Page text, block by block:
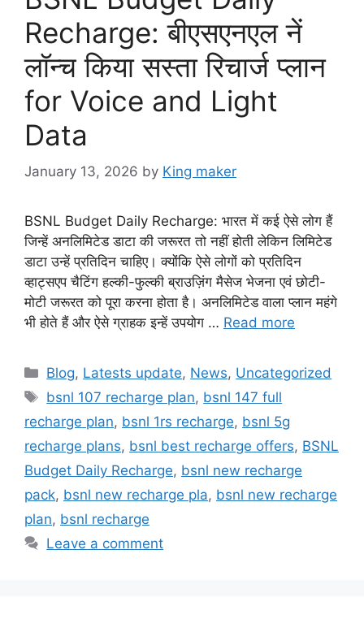
Recharge: बीएसएनएल नें
लॉन्च किया सस्ता रिचार्ज प्लान
for Voice and Light
Data
January 13, 2026 by King maker
BSNL Budget Daily Recharge: भारत में कई ऐसे लोग हैं
जिन्हें अनलिमिटेड डाटा की जरूरत तो नहीं होती लेकिन लिमिटेड
डाटा उन्हें प्रतिदिन चाहिए। क्योंकि ऐसे लोगों को प्रतिदिन
व्हाट्सएप चैटिंग हल्की-फुल्की ब्राउज़िंग मैसेज भेजना एवं छोटी-
मोटी जरूरत को पूरा करना होता है। अनलिमिटेड वाला प्लान महंगे
भी होते हैं और ऐसे ग्राहक इन्हें उपयोग … Read more
Categories
Blog, Latests update, News, Uncategorized
Tags
bsnl 107 recharge plan, bsnl 147 full
recharge plan, bsnl 1rs recharge, bsnl 5g
recharge plans, bsnl best recharge offers, BSNL
Budget Daily Recharge, bsnl new recharge
pack, bsnl new recharge pla, bsnl new recharge
plan, bsnl recharge
Leave a comment